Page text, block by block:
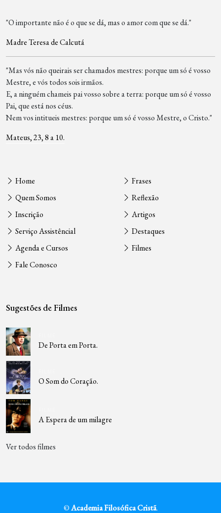
"O importante não é o que se dá, mas o amor com que se dá."
Madre Teresa de Calcutá
"Mas vós não queirais ser chamados mestres: porque um só é vosso
Mestre, e vós todos sois irmãos.
E, a ninguém chameis pai vosso sobre a terra: porque um só é vosso
Pai, que está nos céus.
Nem vos intitueis mestres: porque um só é vosso Mestre, o Cristo."
Mateus, 23, 8 a 10.
Home
Quem Somos
Inscrição
Serviço Assistêncial
Agenda e Cursos
Fale Conosco
Frases
Reflexão
Artigos
Destaques
Filmes
Sugestões de Filmes
De Porta em Porta.
O Som do Coração.
A Espera de um milagre
Ver todos filmes
©Academia Filosófica Cristã.